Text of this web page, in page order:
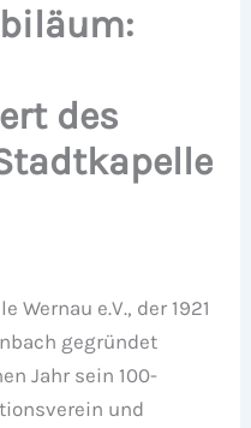
des
e.V., der 1921
gegründet
Jahr sein 100-
und